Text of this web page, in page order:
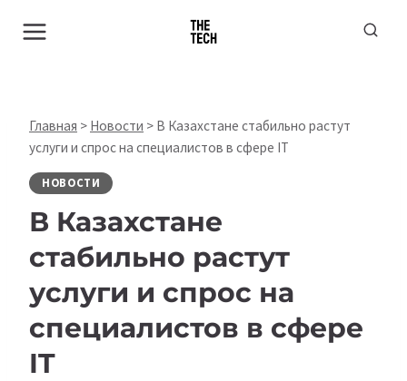
Главная > Новости > В Казахстане стабильно растут
услуги и спрос на специалистов в сфере IT
НОВОСТИ
В Казахстане
стабильно растут
услуги и спрос на
специалистов в сфере
IT